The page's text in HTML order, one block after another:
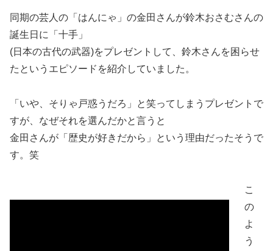
同期の芸人の「はんにゃ」の金田さんが鈴木おさむさんの
誕生日に「十手」
(日本の古代の武器)をプレゼントして、鈴木さんを困らせ
たというエピソードを紹介していました。
「いや、そりゃ戸惑うだろ」と笑ってしまうプレゼントで
すが、なぜそれを選んだかと言うと
金田さんが「歴史が好きだから」という理由だったそうで
す。笑
こ
の
よ
う